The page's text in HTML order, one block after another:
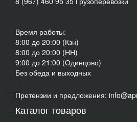
Время работы:
8:00 до 20:00 (Кзн)
8:00 до 20:00 (НН)
9:00 до 21:00 (Одинцово)
Без обеда и выходных
Претензии и предложения:
Каталог товаров